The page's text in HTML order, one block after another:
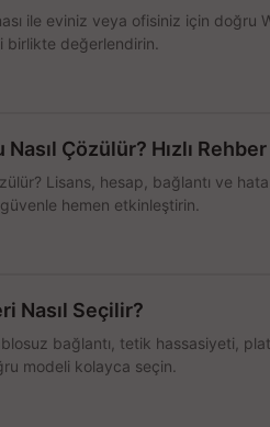
ile eviniz veya ofisiniz için doğru
birlikte değerlendirin.
Çözülür? Hızlı Rehber
Lisans, hesap, bağlantı ve hata
hemen etkinleştirin.
Nasıl Seçilir?
bağlantı, tetik hassasiyeti,
modeli kolayca seçin.